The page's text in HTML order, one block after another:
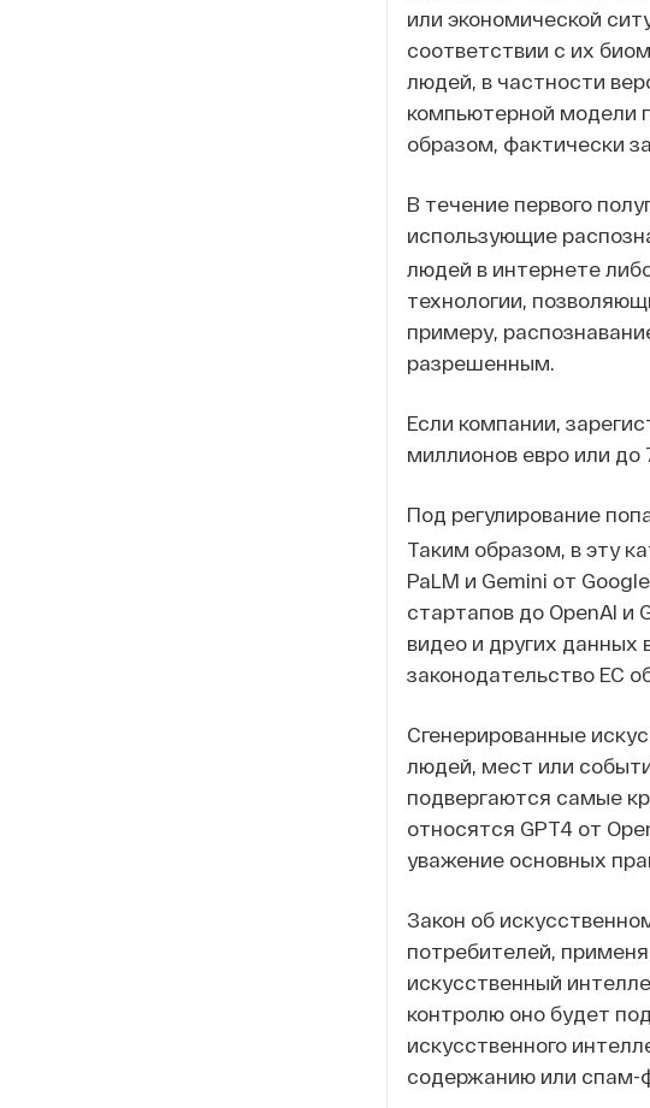
или экономической
соответствии с их
людей, в частности
компьютерной модели
образом, фактически
В течение первого
использующие
людей в интернете
технологии,
примеру,
разрешенным.
Если компании,
миллионов евро или до
Под регулирование
Таким образом, в эту
PaLM и Gemini от
стартапов до OpenAI и
видео и других данных
законодательство ЕС
Сгенерированные
людей, мест или
подвергаются самые
относятся GPT4 от
уважение основных
Закон об
потребителей,
искусственный
контролю оно будет
искусственного
содержанию или спам-